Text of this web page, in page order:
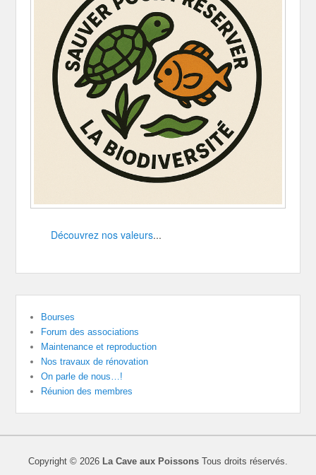
Découvrez nos valeurs...
Bourses
Forum des associations
Maintenance et reproduction
Nos travaux de rénovation
On parle de nous…!
Réunion des membres
Copyright © 2026 La Cave aux Poissons Tous droits réservés.